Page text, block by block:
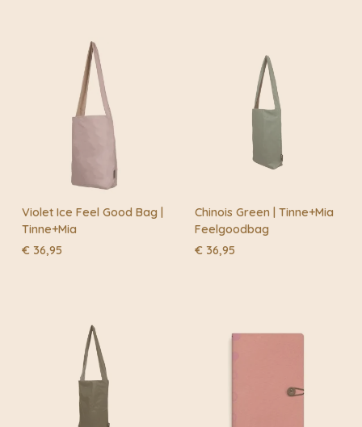
Violet Ice Feel Good Bag |
Tinne+Mia
€ 36,95
Chinois Green | Tinne+Mia
Feelgoodbag
€ 36,95